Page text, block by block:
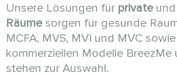
Unsere Lösungen für privateund
Räumesorgen für gesunde
MCFA, MVS, MVI und MVC
kommerziellen Modelle BreezMe
stehen zur Auswahl.